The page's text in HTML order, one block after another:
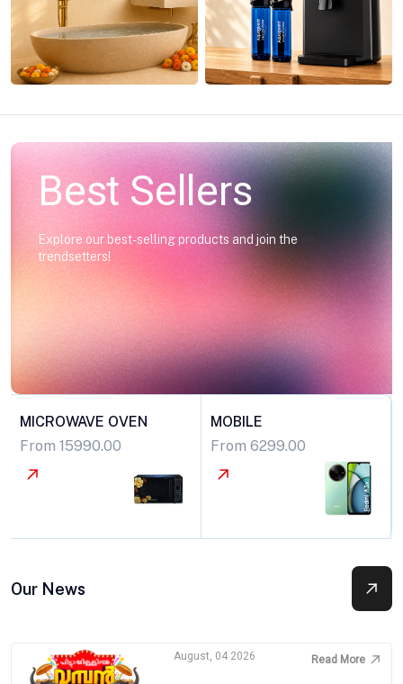
Best Sellers
Explore our best-selling products and join the
trendsetters!
MICROWAVE OVEN
From 15990.00
MOBILE
From 6299.00
Our News
August, 04 2026 Read More